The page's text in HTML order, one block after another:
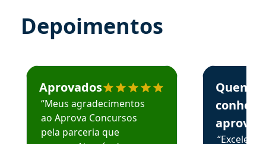
Depoimentos
Estudante José recomenda o Aprova Concursos em
Aprovados
“Meus agradecimentos
ao Aprova Concursos
pela parceria que
Estudante
Quem
aprova